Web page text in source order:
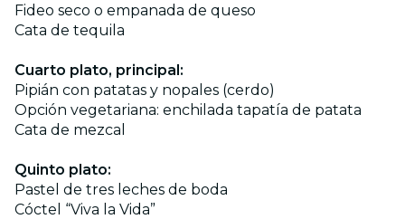
Fideo seco o empanada de queso
Cata de tequila
Cuarto plato, principal:
Pipián con patatas y nopales (cerdo)
Opción vegetariana: enchilada tapatía de patata
Cata de mezcal
Quinto plato:
Pastel de tres leches de boda
Cóctel “Viva la Vida”